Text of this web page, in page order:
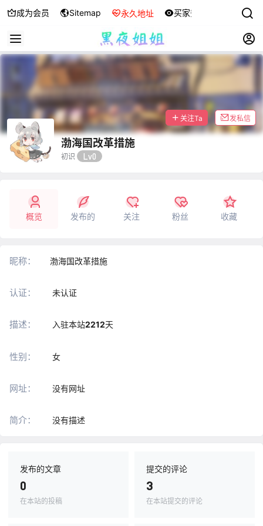
成为会员 Sitemap 永久地址 买家秀
渤海国改革措施
初识 Lv0
关注Ta 发私信
概览 发布的 关注 粉丝 收藏
昵称： 渤海国改革措施
认证： 未认证
描述： 入驻本站2212天
性别： 女
网址： 没有网址
简介： 没有描述
发布的文章
0
在本站的投稿
提交的评论
3
在本站提交的评论